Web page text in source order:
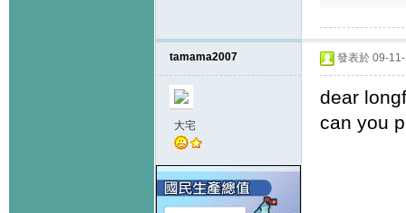
tamama2007
大宅
發表於 09-
dear
can you